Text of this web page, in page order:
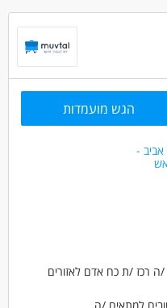
הגש מועמדות
-
ה רכז /ת כח אדם לאזורים